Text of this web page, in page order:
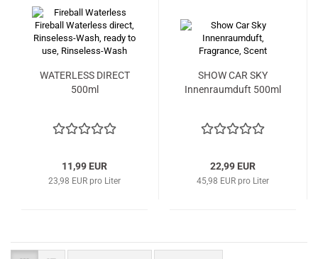
WATERLESS DIRECT
500ml
11,99 EUR
23,98 EUR pro Liter
SHOW CAR SKY
Innenraumduft 500ml
22,99 EUR
45,98 EUR pro Liter